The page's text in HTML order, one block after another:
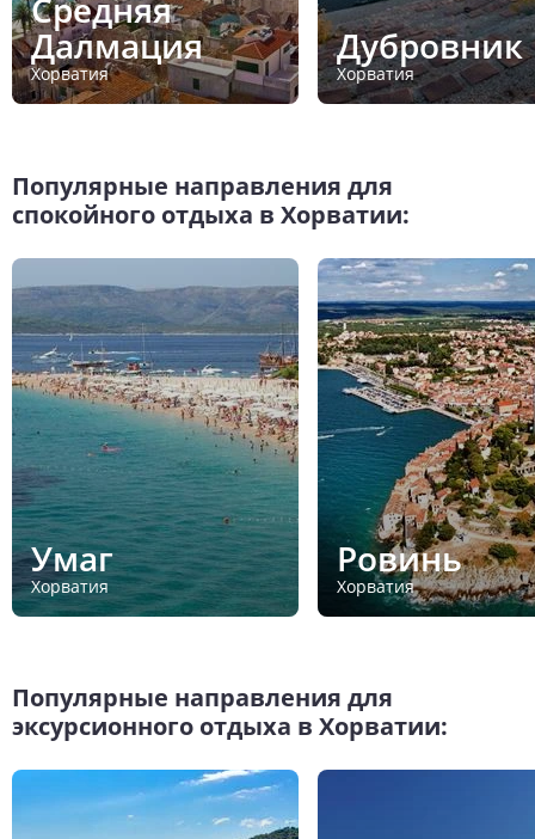
Средняя
Далмация
Хорватия
Дубровник
Хорватия
Популярные направления для
спокойного отдыха в Хорватии:
Умаг
Хорватия
Ровинь
Хорватия
Популярные направления для
эксурсионного отдыха в Хорватии: